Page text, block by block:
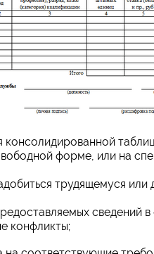
консолидированной
форме, или на
трудящемуся
сведений
конфликты;